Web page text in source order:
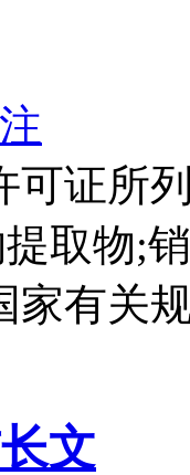
可证所
取物;
家有关
文